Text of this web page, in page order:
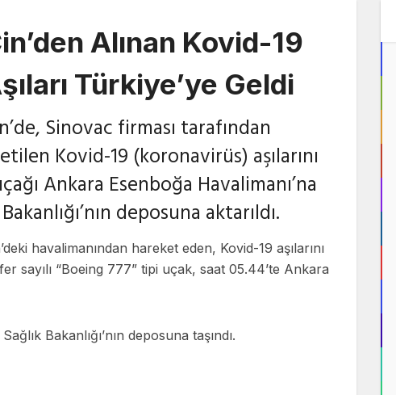
Alınan Kovid-19
Türkiye’ye Geldi
Sinovac firması tarafından
Kovid-19 (koronavirüs) aşılarını
Ankara Esenboğa Havalimanı’na
deposuna aktarıldı.
havalimanından hareket eden, Kovid-19 aşılarını
sayılı “Boeing 777” tipi uçak, saat 05.44’te Ankara
Bakanlığı’nın deposuna taşındı.